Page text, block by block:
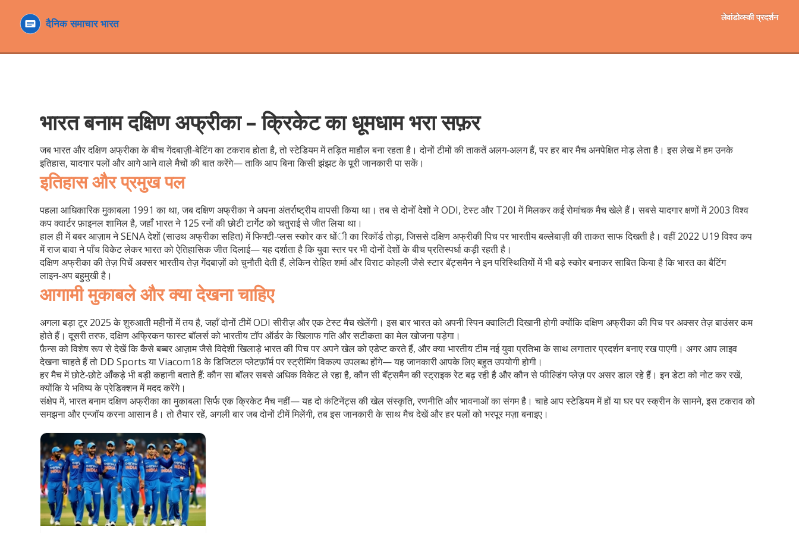
लेवांडोव्स्की प्रदर्शन
भारत बनाम दक्षिण अफ्रीका – क्रिकेट का धूमधाम भरा सफ़र
जब भारत और दक्षिण अफ्रीका के बीच गेंदबाज़ी‑बेटिंग का टकराव होता है, तो स्टेडियम में तड़ित माहौल बना रहता है। दोनों टीमों की ताकतें अलग‑अलग हैं, पर हर बार मैच अनपेक्षित मोड़ लेता है। इस लेख में हम उनके
इतिहास, यादगार पलों और आगे आने वाले मैचों की बात करेंगे— ताकि आप बिना किसी झंझट के पूरी जानकारी पा सकें।
इतिहास और प्रमुख पल
पहला आधिकारिक मुकाबला 1991 का था, जब दक्षिण अफ्रीका ने अपना अंतर्राष्ट्रीय वापसी किया था। तब से दोनोँ देशों ने ODI, टेस्ट और T20I में मिलकर कई रोमांचक मैच खेले हैं। सबसे यादगार क्षणों में 2003 विश्व
कप क्वार्टर फ़ाइनल शामिल है, जहाँ भारत ने 125 रनों की छोटी टार्गेट को चतुराई से जीत लिया था।
हाल ही में बबर आज़ाम ने SENA देशों (साउथ अफ्रीका सहित) में फिफ्टी‑प्लस स्कोर कर धोंी का रिकॉर्ड तोड़ा, जिससे दक्षिण अफ्रीकी पिच पर भारतीय बल्लेबाज़ी की ताकत साफ दिखती है। वहीं 2022 U19 विश्व कप
में राज बावा ने पाँच विकेट लेकर भारत को ऐतिहासिक जीत दिलाई— यह दर्शाता है कि युवा स्तर पर भी दोनों देशों के बीच प्रतिस्पर्धा कड़ी रहती है।
दक्षिण अफ्रीका की तेज़ पिचें अक्सर भारतीय तेज़ गेंदबाज़ों को चुनौती देती हैं, लेकिन रोहित शर्मा और विराट कोहली जैसे स्टार बॅट्समैन ने इन परिस्थितियों में भी बड़े स्कोर बनाकर साबित किया है कि भारत का बैटिंग
लाइन‑अप बहुमुखी है।
आगामी मुकाबले और क्या देखना चाहिए
अगला बड़ा टूर 2025 के शुरुआती महीनों में तय है, जहाँ दोनों टीमें ODI सीरीज़ और एक टेस्ट मैच खेलेंगी। इस बार भारत को अपनी स्पिन क्वालिटी दिखानी होगी क्योंकि दक्षिण अफ्रीका की पिच पर अक्सर तेज़ बाउंसर कम
होते हैं। दूसरी तरफ, दक्षिण अफ्रिकन फास्ट बॉलर्स को भारतीय टॉप ऑर्डर के खिलाफ गति और सटीकता का मेल खोजना पड़ेगा।
फ़ैन्स को विशेष रूप से देखें कि कैसे बब्बर आज़ाम जैसे विदेशी खिलाड़े भारत की पिच पर अपने खेल को एडेप्ट करते हैं, और क्या भारतीय टीम नई युवा प्रतिभा के साथ लगातार प्रदर्शन बनाए रख पाएगी। अगर आप लाइव
देखना चाहते हैं तो DD Sports या Viacom18 के डिजिटल प्लेटफ़ॉर्म पर स्ट्रीमिंग विकल्प उपलब्ध होंगे— यह जानकारी आपके लिए बहुत उपयोगी होगी।
हर मैच में छोटे‑छोटे आँकड़े भी बड़ी कहानी बताते हैं: कौन सा बॉलर सबसे अधिक विकेट ले रहा है, कौन सी बॅट्समैन की स्ट्राइक रेट बढ़ रही है और कौन से फील्डिंग प्लेज़ पर असर डाल रहे हैं। इन डेटा को नोट कर रखें,
क्योंकि ये भविष्य के प्रेडिक्शन में मदद करेंगे।
संक्षेप में, भारत बनाम दक्षिण अफ्रीका का मुकाबला सिर्फ एक क्रिकेट मैच नहीं— यह दो कंटिनेंट्स की खेल संस्कृति, रणनीति और भावनाओं का संगम है। चाहे आप स्टेडियम में हों या घर पर स्क्रीन के सामने, इस टकराव को
समझना और एन्जॉय करना आसान है। तो तैयार रहें, अगली बार जब दोनों टीमें मिलेंगी, तब इस जानकारी के साथ मैच देखें और हर पलों को भरपूर मज़ा बनाइए।